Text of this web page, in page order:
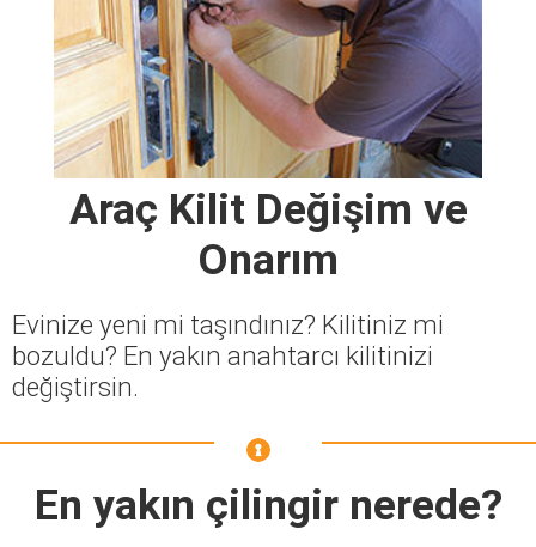
Araç Kilit Değişim ve
Onarım
Evinize yeni mi taşındınız? Kilitiniz mi
bozuldu? En yakın anahtarcı kilitinizi
değiştirsin.
En yakın çilingir nerede?